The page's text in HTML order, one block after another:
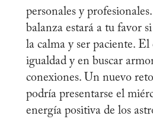
personales y
balanza estará a tu favor
la calma y ser paciente. El
igualdad y en buscar
conexiones. Un nuevo
podría presentarse el
energía positiva de los